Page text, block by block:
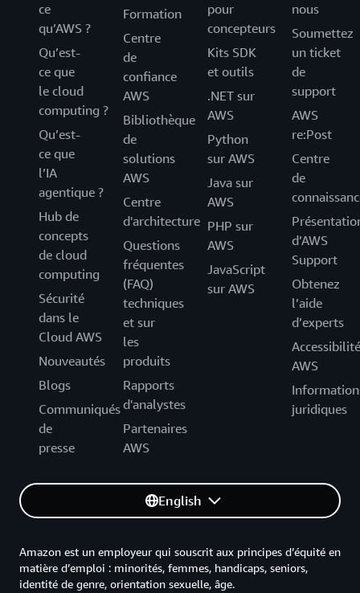
ce
qu’AWS ?
Qu’est-
ce que
le cloud
computing ?
Qu’est-
ce que
l’IA
agentique ?
Hub de
concepts
de cloud
computing
Sécurité
dans le
Cloud AWS
Nouveautés
Blogs
Communiqués
de
presse
Formation
Centre
de
confiance
AWS
Bibliothèque
de
solutions
AWS
Centre
d'architecture
Questions
fréquentes
(FAQ)
techniques
et sur
les
produits
Rapports
d'analystes
Partenaires
AWS
pour
concepteurs
Kits SDK
et outils
.NET sur
AWS
Python
sur AWS
Java sur
AWS
PHP sur
AWS
JavaScript
sur AWS
nous
Soumettez
un ticket
de
support
AWS
re:Post
Centre
de
d’AWS
Support
Obtenez
l’aide
d’experts
Accessibilité
AWS
juridiques
English
Amazon est un employeur qui souscrit aux principes d’équité en
matière d’emploi : minorités, femmes, handicaps, seniors,
identité de genre, orientation sexuelle, âge.